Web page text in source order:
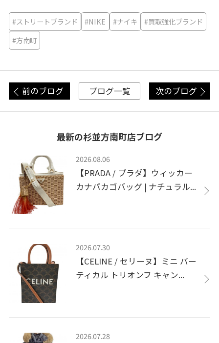
#ストリートブランド #NIKE #ナイキ
#買取強化ブランド
#方南町
前のブログ ブログ一覧 次のブログ
最新の杉並方南町店ブログ
2026.08.06
【PRADA / プラダ】ウィッカー
カナパカゴバッグ | ナチュラル...
2026.07.30
【CELINE / セリーヌ】ミニ バー
ティカル トリオンフ キャン...
2026.07.28